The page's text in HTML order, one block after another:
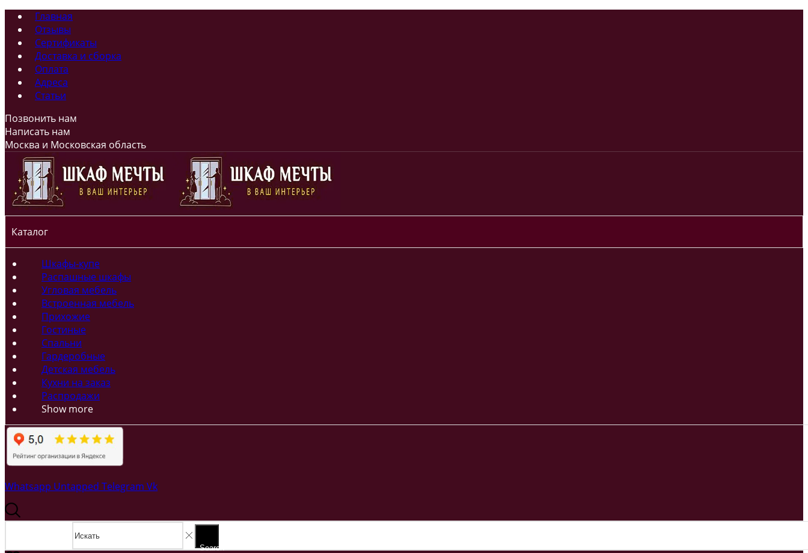
Главная
Отзывы
Сертификаты
Доставка и сборка
Оплата
Адреса
Статьи
Позвонить нам
Написать нам
Москва и Московская область
Каталог
Шкафы-купе
Распашные шкафы
Угловая мебель
Встроенная мебель
Прихожие
Гостиные
Спальни
Гардеробные
Детская мебель
Кухни на заказ
Распродажи
Show more
Whatsapp Untapped Telegram Vk
Search